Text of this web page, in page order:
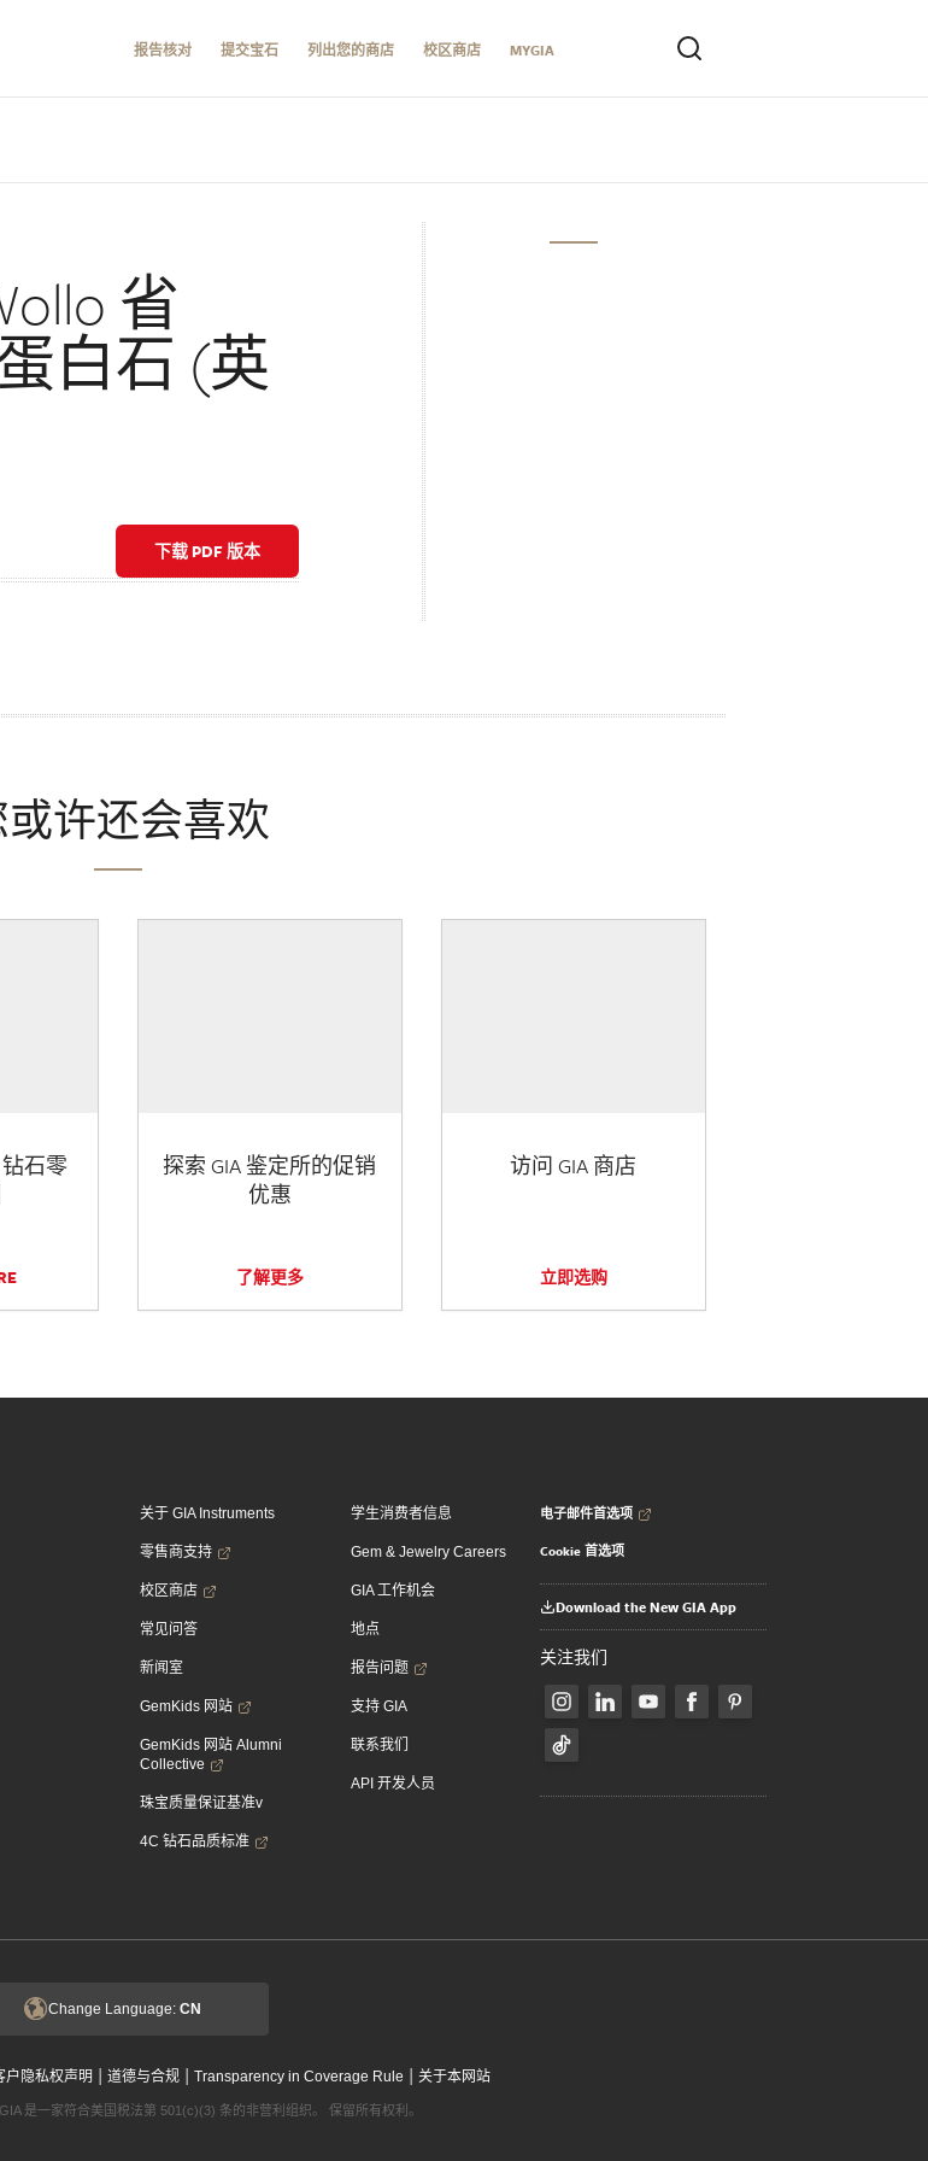
报告核对 提交宝石 列出您的商店 校区商店 MYGIA
省
白石 (英
下载 PDF 版本
或许还会喜欢
石零
探索 GIA 鉴定所的促销
优惠
了解更多
访问 GIA 商店
立即选购
关于 GIA Instruments
零售商支持
校区商店
常见问答
新闻室
GemKids 网站
GemKids 网站 Alumni
Collective
珠宝质量保证基准v
4C 钻石品质标准
学生消费者信息
Gem & Jewelry Careers
GIA 工作机会
地点
报告问题
支持 GIA
联系我们
API 开发人员
电子邮件首选项
Cookie 首选项
Download the New GIA App
关注我们
Change Language: CN
户隐私权声明 | 道德与合规 | Transparency in Coverage Rule | 关于本网站
是一家符合美国税法第 501(c)(3) 条的非营利组织。 保留所有权利。